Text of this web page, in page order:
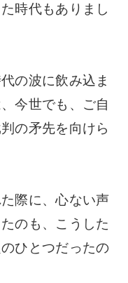
時代もありまし
の波に飲み込ま
今世でも、ご自
の矛先を向けら
際に、心ない声
のも、こうした
ひとつだったの